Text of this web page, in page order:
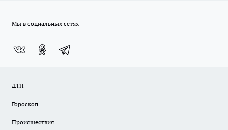
Мы в социальных сетях
ДТП
Гороскоп
Происшествия